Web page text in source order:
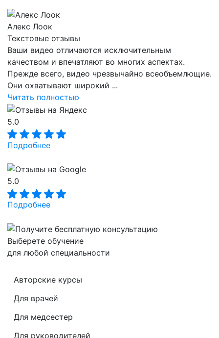
Алекс Лоок
Текстовые отзывы
Ваши видео отличаются исключительным
качеством и впечатляют во многих аспектах.
Прежде всего, видео чрезвычайно всеобъемлющие.
Они охватывают широкий ...
Читать полностью
5.0
Подробнее
5.0
Подробнее
Выберете обучение
для любой специальности
Авторские курсы
Для врачей
Для медсестер
Для руководителей